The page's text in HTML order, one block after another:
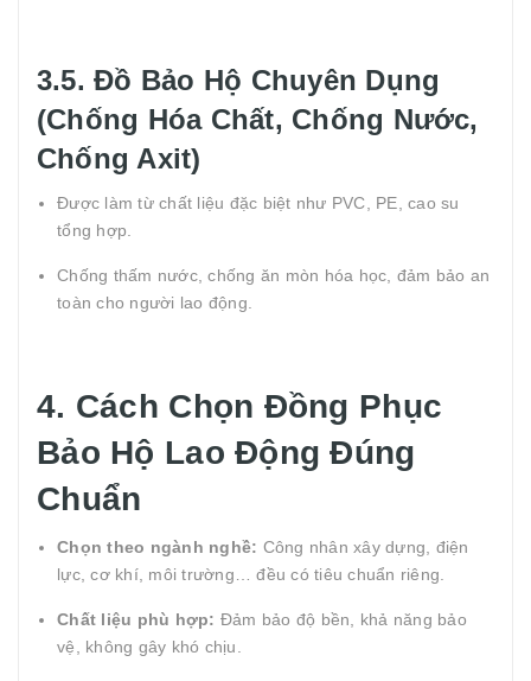
3.5. Đồ Bảo Hộ Chuyên Dụng
(Chống Hóa Chất, Chống Nước,
Chống Axit)
Được làm từ chất liệu đặc biệt như PVC, PE, cao su
tổng hợp.
Chống thấm nước, chống ăn mòn hóa học, đảm bảo an
toàn cho người lao động.
4. Cách Chọn Đồng Phục
Bảo Hộ Lao Động Đúng
Chuẩn
Chọn theo ngành nghề: Công nhân xây dựng, điện
lực, cơ khí, môi trường… đều có tiêu chuẩn riêng.
Chất liệu phù hợp: Đảm bảo độ bền, khả năng bảo
vệ, không gây khó chịu.